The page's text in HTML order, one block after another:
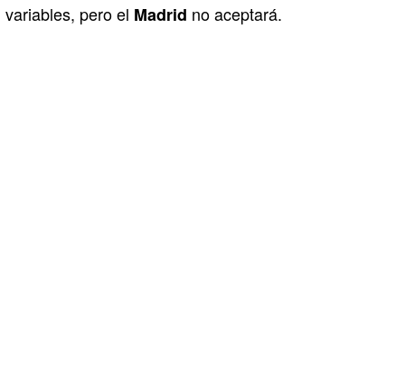
variables, pero el Madrid no aceptará.